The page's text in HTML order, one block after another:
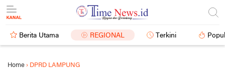
Berita Utama REGIONAL Terkini
Home › DPRD LAMPUNG